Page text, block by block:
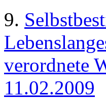
9.
verordnete
11.02.2009